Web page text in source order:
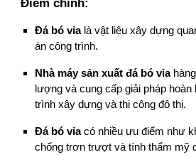
Đá bó vỉalà vật liệu xây dựng
án công trình.
Nhà máy sản xuất đá bó vỉa
lượng và cung cấp giải pháp
trình xây dựng và thi công đô thị.
Đá bó vỉacó nhiều ưu điểm như
chống trơn trượt và tính thẩm mỹ